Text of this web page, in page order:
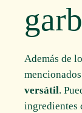
Además de
versátil.
ingredientes